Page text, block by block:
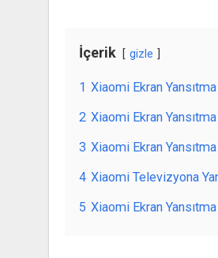
İçerik gizle
1 Xiaomi Ekran
2 Xiaomi Ekran
3 Xiaomi Ekran Yansıtma
4 Xiaomi Televizyona
5 Xiaomi Ekran